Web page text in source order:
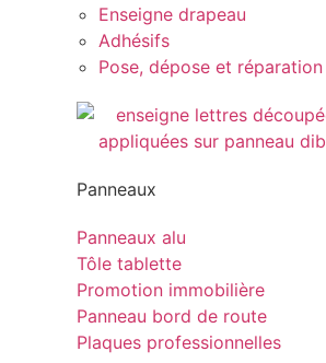
Enseigne drapeau
Adhésifs
Pose, dépose et réparation
Panneaux
Panneaux alu
Tôle tablette
Promotion immobilière
Panneau bord de route
Plaques professionnelles